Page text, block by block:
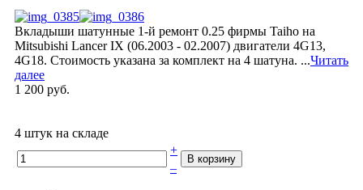
Вкладыши шатунные 1-й ремонт 0.25 фирмы Taiho на
Mitsubishi Lancer IX (06.2003 - 02.2007) двигатели 4G13,
4G18. Стоимость указана за комплект на 4 шатуна. ...Читать
далее
1 200 руб.
4 штук на складе
+
–